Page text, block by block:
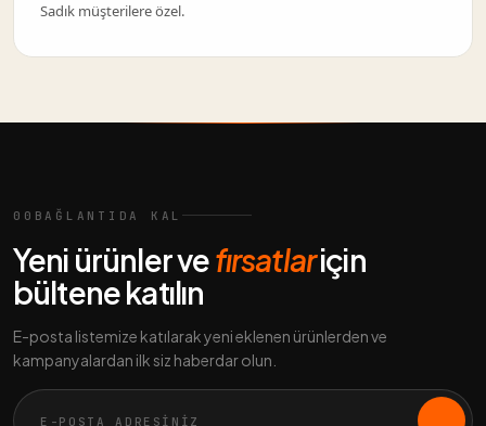
Sadık müşterilere özel.
00 BAĞLANTIDA KAL
Yeni ürünler vefırsatlariçin
bültene katılın
E-posta listemize katılarak yeni eklenen ürünlerden ve
kampanyalardan ilk siz haberdar olun.